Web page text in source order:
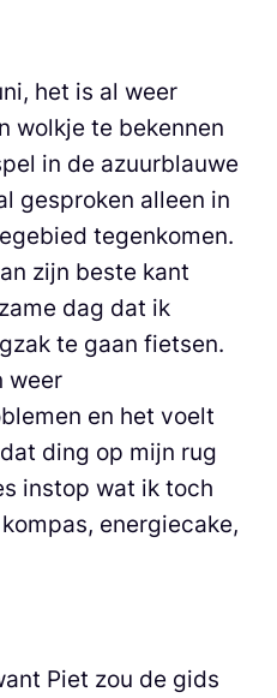
het is al weer
wolkje te bekennen
in de azuurblauwe
gesproken alleen in
tegenkomen.
zijn beste kant
dag dat ik
te gaan fietsen.
weer
en het voelt
ding op mijn rug
instop wat ik toch
energiecake,
Piet zou de gids